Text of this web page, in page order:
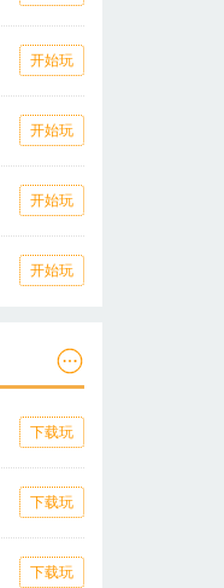
开始玩
开始玩
开始玩
开始玩
下载玩
下载玩
下载玩